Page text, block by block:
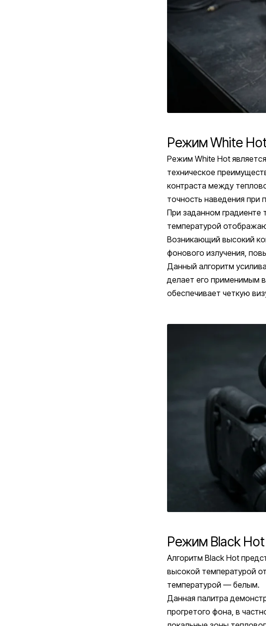
Режим White
Режим White Hot
техническое
контраста между
точность наведения при
При заданном
температурой
Возникающий высокий
фонового излучения,
Данный алгоритм
делает его применимым
обеспечивает четкую
Режим Black Hot
Алгоритм Black Hot
высокой температурой
температурой — белым.
Данная палитра
прогретого фона, в